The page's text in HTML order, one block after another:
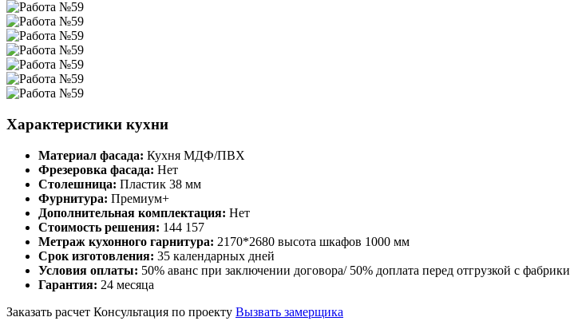
Характеристики кухни
Материал фасада: Кухня МДФ/ПВХ
Фрезеровка фасада: Нет
Столешница: Пластик 38 мм
Фурнитура: Премиум+
Дополнительная комплектация: Нет
Стоимость решения: 144 157
Метраж кухонного гарнитура: 2170*2680 высота шкафов 1000 мм
Срок изготовления: 35 календарных дней
Условия оплаты: 50% аванс при заключении договора/ 50% доплата перед отгрузкой с фабрики
Гарантия: 24 месяца
Заказать расчет Консультация по проекту Вызвать замерщика